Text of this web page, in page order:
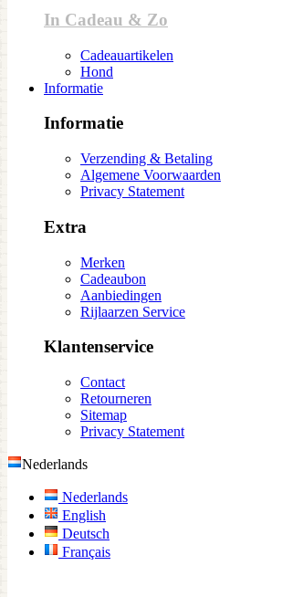
In Cadeau & Zo
Cadeauartikelen
Hond
Informatie
Informatie
Verzending & Betaling
Algemene Voorwaarden
Privacy Statement
Extra
Merken
Cadeaubon
Aanbiedingen
Rijlaarzen Service
Klantenservice
Contact
Retourneren
Sitemap
Privacy Statement
Nederlands
Nederlands
English
Deutsch
Français